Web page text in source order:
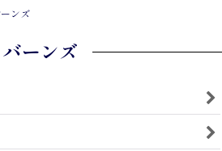
ンズ
バーンズ